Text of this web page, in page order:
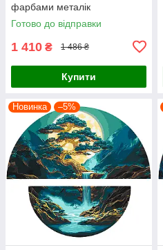
фарбами металік
(напівкруги) 70*70 Origami
(OSR1002)
Готово до відправки
1 410 ₴ 1 486 ₴
Купити
Новинка –5%